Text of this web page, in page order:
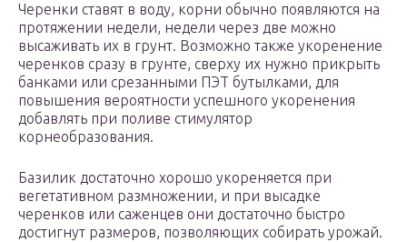
Черенки ставят в воду, корни обычно появляются на
протяжении недели, недели через две можно
высаживать их в грунт. Возможно также укоренение
черенков сразу в грунте, сверху их нужно прикрыть
банками или срезанными ПЭТ бутылками, для
повышения вероятности успешного укоренения
добавлять при поливе стимулятор
корнеобразования.
Базилик достаточно хорошо укореняется при
вегетативном размножении, и при высадке
черенков или саженцев они достаточно быстро
достигнут размеров, позволяющих собирать урожай.